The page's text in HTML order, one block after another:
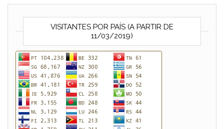
VISITANTES POR PAÍS (A PARTIR DE
11/03/2019)